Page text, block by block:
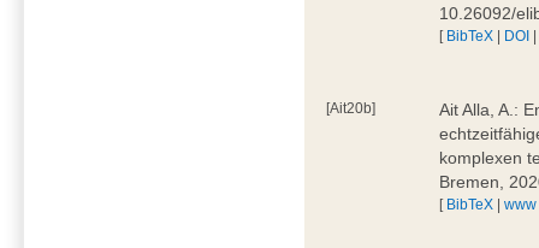
10.26092/
[ BibTeX | DOI
[Ait20b]
Ait Alla, A.:
komplexen
Bremen,
[ BibTeX |www